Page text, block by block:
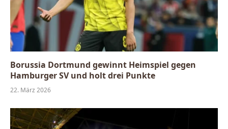
Borussia Dortmund gewinnt Heimspiel gegen
Hamburger SV und holt drei Punkte
22. März 2026